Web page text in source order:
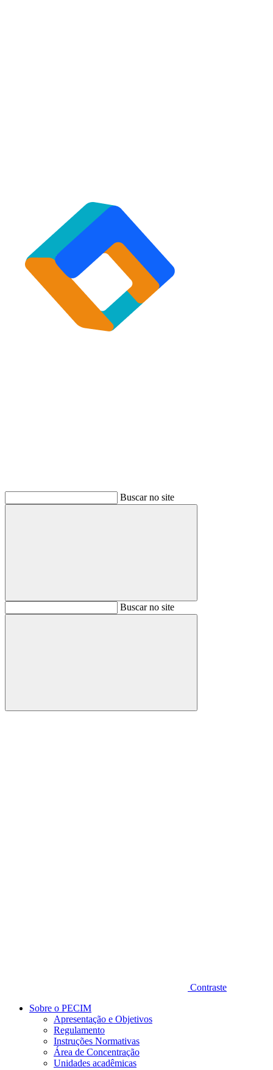
Buscar no site
BuscarBuscar no site
Buscar
Contraste
Sobre o PECIM
Apresentação e Objetivos
Regulamento
Instruções Normativas
Área de Concentração
Unidades acadêmicas